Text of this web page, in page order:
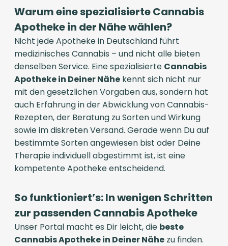
Warum eine spezialisierte Cannabis
Apotheke in der Nähe wählen?
Nicht jede Apotheke in Deutschland führt
medizinisches Cannabis – und nicht alle bieten
denselben Service. Eine spezialisierte Cannabis
Apotheke in Deiner Nähe kennt sich nicht nur
mit den gesetzlichen Vorgaben aus, sondern hat
auch Erfahrung in der Abwicklung von Cannabis-
Rezepten, der Beratung zu Sorten und Wirkung
sowie im diskreten Versand. Gerade wenn Du auf
bestimmte Sorten angewiesen bist oder Deine
Therapie individuell abgestimmt ist, ist eine
kompetente Apotheke entscheidend.
So funktioniert’s: In wenigen Schritten
zur passenden Cannabis Apotheke
Unser Portal macht es Dir leicht, die beste
Cannabis Apotheke in Deiner Nähe zu finden.